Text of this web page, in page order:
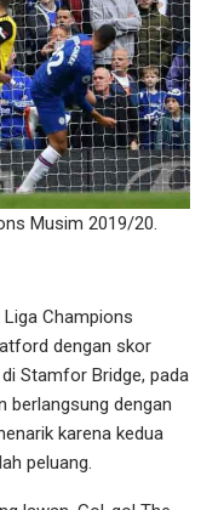
Champions
dengan skor
Stamfor Bridge, pada
berlangsung dengan
karena kedua
peluang.